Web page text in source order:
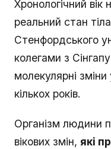
Хронологічний
реальний стан
Стенфордського
колегами з
молекулярні
кількох років.
Організм людини
вікових змін, які